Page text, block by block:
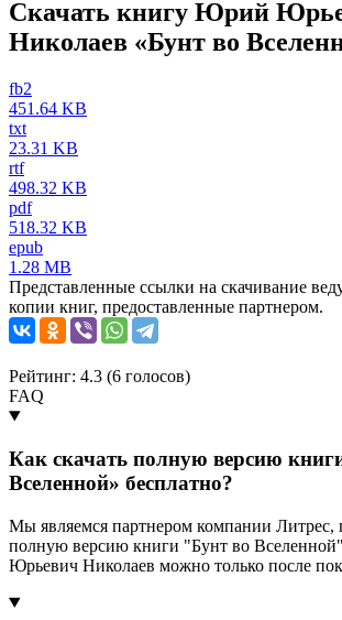
Скачать книгу Юрий
Николаев «Бунт во
fb2
451.64 KB
txt
23.31 KB
rtf
498.32 KB
pdf
518.32 KB
epub
1.28 MB
Представленные ссылки на скачивание
копии книг, предоставленные партнером.
Рейтинг: 4.3 (6 голосов)
FAQ
Как скачать полную версию
Вселенной» бесплатно?
Мы являемся партнером компании Литрес,
полную версию книги "Бунт во
Юрьевич Николаев можно только после